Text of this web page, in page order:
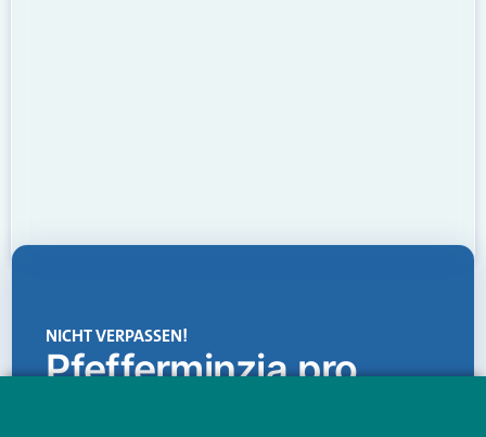
NICHT VERPASSEN!
Pfefferminzia.pro